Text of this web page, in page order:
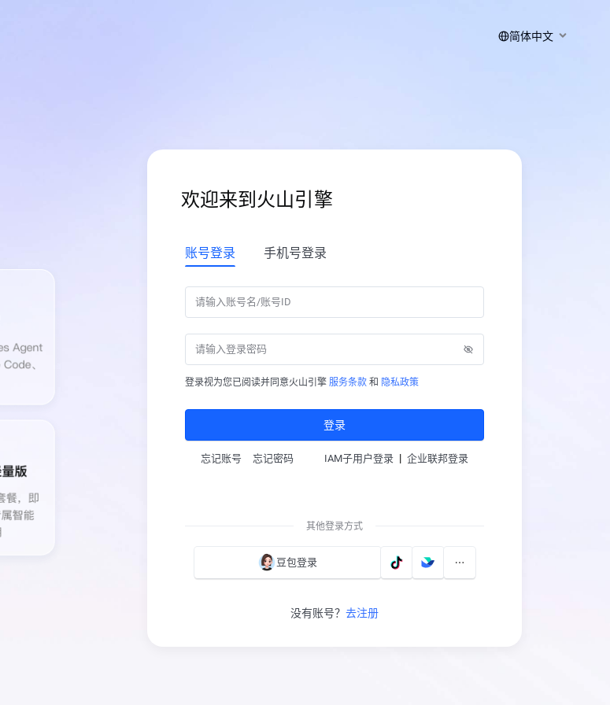
简体中文
欢迎来到火山引擎
账号登录 手机号登录
登录视为您已阅读并同意火山引擎 服务条款 和 隐私政策
登录
忘记账号 忘记密码 IAM子用户登录 | 企业联邦登录
其他登录方式
豆包登录
没有账号？ 去注册